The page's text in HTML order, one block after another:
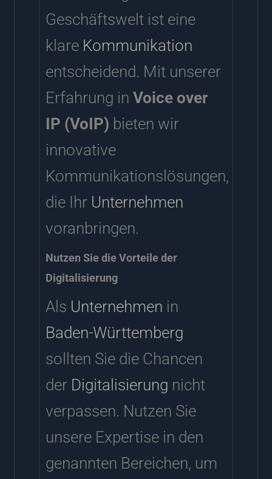
Geschäftswelt ist eine
klare Kommunikation
entscheidend. Mit unserer
Erfahrung in Voice over
IP (VoIP) bieten wir
innovative
Kommunikationslösungen,
die Ihr Unternehmen
voranbringen.
Nutzen Sie die Vorteile der
Digitalisierung
Als Unternehmen in
Baden-Württemberg
sollten Sie die Chancen
der Digitalisierung nicht
verpassen. Nutzen Sie
unsere Expertise in den
genannten Bereichen, um